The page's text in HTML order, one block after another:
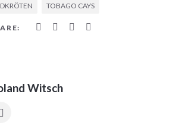
TOBAGO CAYS
Witsch